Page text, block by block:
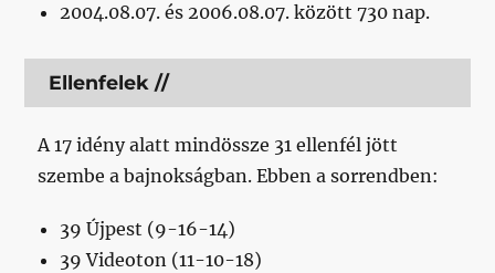
2004.08.07. és 2006.08.07. között 730 nap.
Ellenfelek //
A 17 idény alatt mindössze 31 ellenfél jött
szembe a bajnokságban. Ebben a sorrendben:
39 Újpest (9-16-14)
39 Videoton (11-10-18)